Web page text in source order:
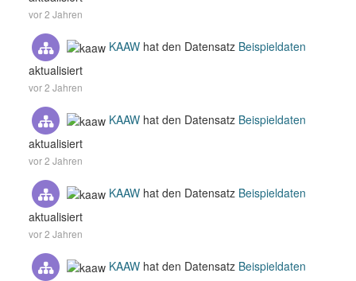
vor 2 Jahren
KAAW hat den Datensatz Beispieldaten
aktualisiert
vor 2 Jahren
KAAW hat den Datensatz Beispieldaten
aktualisiert
vor 2 Jahren
KAAW hat den Datensatz Beispieldaten
aktualisiert
vor 2 Jahren
KAAW hat den Datensatz Beispieldaten